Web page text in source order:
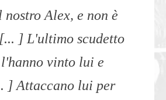
Alex, e non è
] L'ultimo scudetto
vinto lui e
] Attaccano lui per